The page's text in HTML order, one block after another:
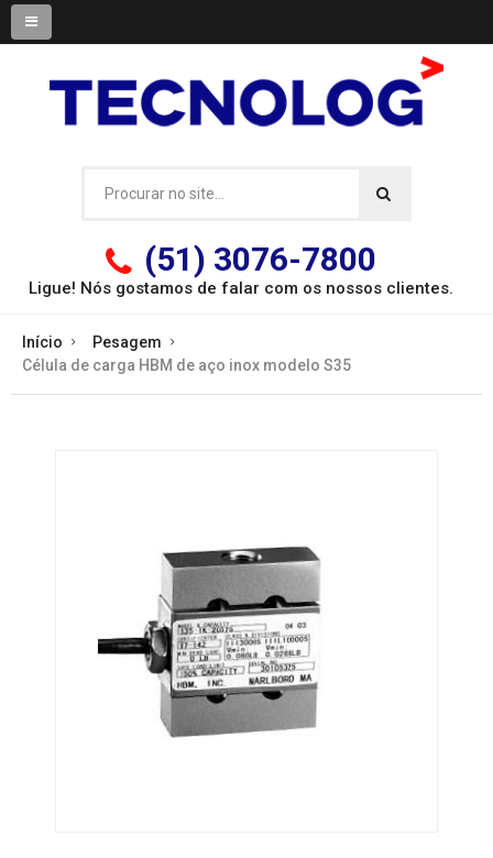
(51) 3076-7800
Ligue! Nós gostamos de falar com os nossos clientes.
Início
Pesagem
Célula de carga HBM de aço inox modelo S35